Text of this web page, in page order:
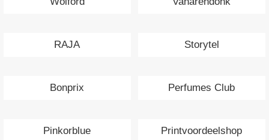
RAJA Storytel
Bonprix Perfumes Club
Pinkorblue Printvoordeelshop